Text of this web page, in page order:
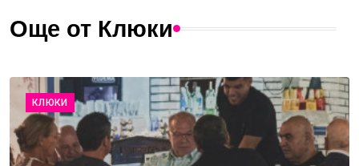
Още от Клюки
КЛЮКИ